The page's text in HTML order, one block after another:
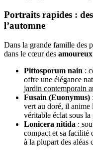
Portraits rapides :
l’automne
Dans la grande famille des
dans le cœur des
Pittosporum nain :
offre une élégance
jardin contemporain
Fusain (Euonymus)
vert au doré, il anime
véritable éclat sous
Lonicera nitida :
compact et sa facilité
à la plupart des aléas